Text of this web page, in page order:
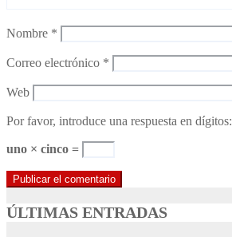
Nombre *
Correo electrónico *
Web
Por favor, introduce una respuesta en dígitos:
uno × cinco =
ÚLTIMAS ENTRADAS